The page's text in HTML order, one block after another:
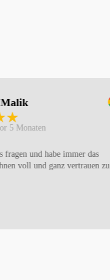
5 Monaten
fragen und habe immer das
voll und ganz vertrauen zu